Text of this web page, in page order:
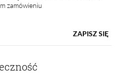
zamówieniu
ZAPISZ SIĘ